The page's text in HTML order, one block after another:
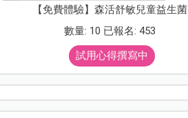
【免費體驗】森活舒敏兒童益生菌
數量: 10 已報名: 453
試用心得撰寫中